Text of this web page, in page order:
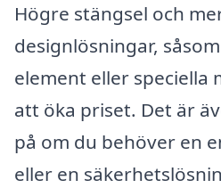
Högre stängsel och
designlösningar,
element eller speciella
att öka priset. Det är
på om du behöver en
eller en